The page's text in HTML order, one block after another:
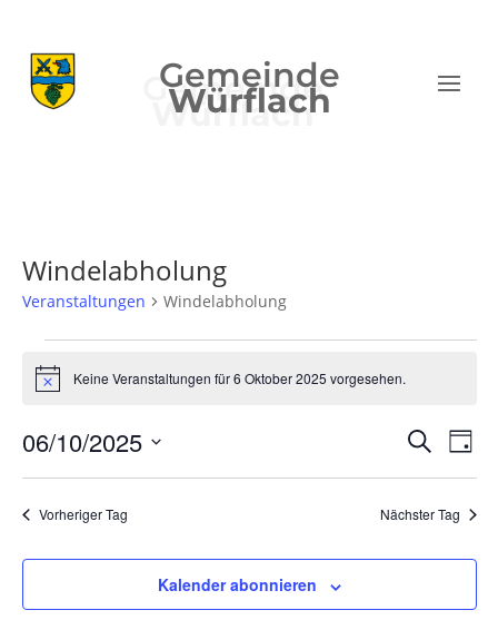
Gemeinde
Würflach
Windelabholung
Veranstaltungen Windelabholung
Veranstaltungen
für
Oktober
2025
HinweisKeine Veranstaltungen für 6 Oktober 2025 vorgesehen.
Suche
SucheTag
06/10/2025
Vorheriger Tag Nächster Tag
Kalender abonnieren